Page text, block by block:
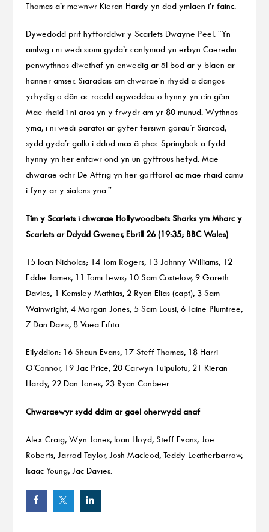
Thomas a’r mewnwr Kieran Hardy yn dod ymlaen i’r fainc.
Dywedodd prif hyfforddwr y Scarlets Dwayne Peel: “Yn
amlwg i ni wedi siomi gyda’r canlyniad yn erbyn Caeredin
penwythnos diwethaf yn enwedig ar ôl bod ar y blaen ar
hanner amser. Siaradais am chwarae’n rhydd a dangos
ychydig o dân ac roedd agweddau o hynny yn ein gêm.
Mae rhaid i ni aros yn y frwydr am yr 80 munud. Wythnos
yma, i ni wedi paratoi ar gyfer fersiwn gorau’r Siarcod,
sydd gyda’r gallu i ddod mas â phac Springbok a fydd
hynny yn her enfawr ond yn un gyffrous hefyd. Mae
chwarae ochr De Affrig yn her gorfforol ac mae rhaid camu
i fyny ar y sialens yna.”
Tîm y Scarlets i chwarae Hollywoodbets Sharks ym Mharc y
Scarlets ar Ddydd Gwener, Ebrill 26 (19:35; BBC Wales)
15 Ioan Nicholas; 14 Tom Rogers, 13 Johnny Williams, 12
Eddie James, 11 Tomi Lewis; 10 Sam Costelow, 9 Gareth
Davies; 1 Kemsley Mathias, 2 Ryan Elias (capt), 3 Sam
Wainwright, 4 Morgan Jones, 5 Sam Lousi, 6 Taine Plumtree,
7 Dan Davis, 8 Vaea Fifita.
Eilyddion: 16 Shaun Evans, 17 Steff Thomas, 18 Harri
O’Connor, 19 Jac Price, 20 Carwyn Tuipulotu, 21 Kieran
Hardy, 22 Dan Jones, 23 Ryan Conbeer
Chwaraewyr sydd ddim ar gael oherwydd anaf
Alex Craig, Wyn Jones, Ioan Lloyd, Steff Evans, Joe
Roberts, Jarrod Taylor, Josh Macleod, Teddy Leatherbarrow,
Isaac Young, Jac Davies.